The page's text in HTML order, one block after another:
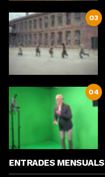
03
04
ENTRADES MENSUALS